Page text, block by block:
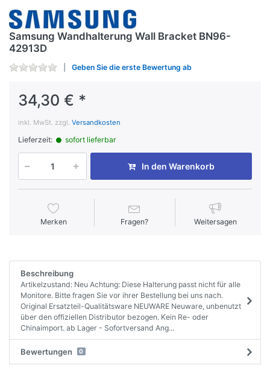
Samsung Wandhalterung Wall Bracket BN96-
42913D
Geben Sie die erste Bewertung ab
34,30 € *
inkl. MwSt. zzgl. Versandkosten
Lieferzeit: sofort lieferbar
In den Warenkorb
Merken Fragen? Weitersagen
Beschreibung
Artikelzustand: Neu Achtung: Diese Halterung passt nicht für alle
Monitore. Bitte fragen Sie vor ihrer Bestellung bei uns nach.
Original Ersatzteil-Qualitätsware NEUWARE Neuware, unbenutzt
über den offiziellen Distributor bezogen. Kein Re- oder
Chinaimport. ab Lager - Sofortversand Ang...
Bewertungen 0